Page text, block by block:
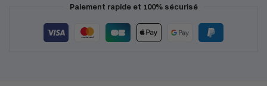
Paiement rapide et 100% sécurisé